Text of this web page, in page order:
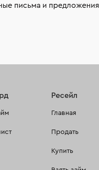
письма и предложения
Ресейл
Главная
Продать
Купить